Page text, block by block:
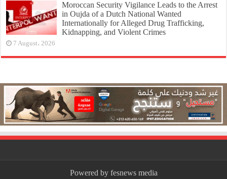
Moroccan Security Vigilance Leads to the Arrest
in Oujda of a Dutch National Wanted
Internationally for Alleged Drug Trafficking,
Kidnapping, and Violent Crimes
7 August، 2026
Powered by fesnews media